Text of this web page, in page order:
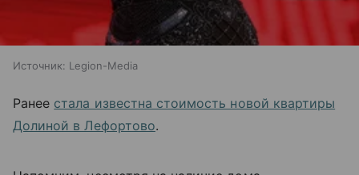
Источник: Legion-Media
Ранее стала известна стоимость новой квартиры
Долиной в Лефортово.